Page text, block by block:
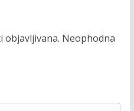
objavljivana. Neophodna